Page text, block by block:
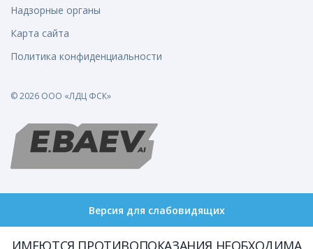
Надзорные органы
Карта сайта
Политика конфиденциальности
© 2026 ООО «ЛДЦ ФСК»
Версия для слабовидящих
ИМЕЮТСЯ ПРОТИВОПОКАЗАНИЯ НЕОБХОДИМА